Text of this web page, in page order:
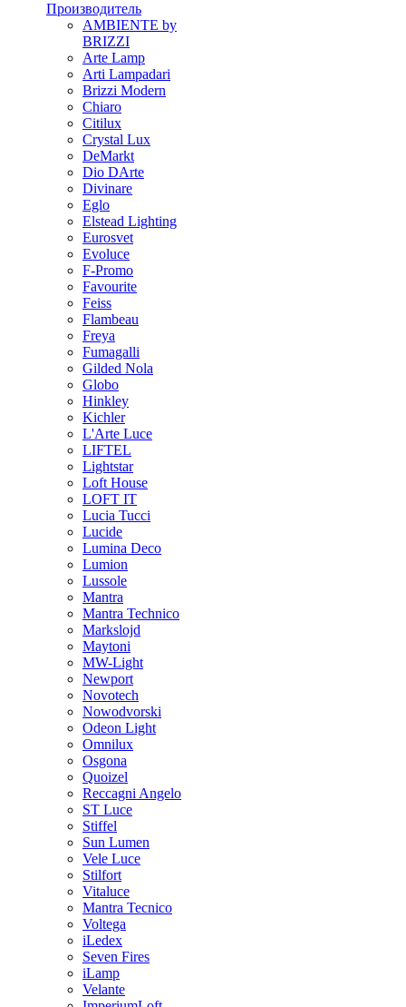
Производитель
AMBIENTE by
BRIZZI
Arte Lamp
Arti Lampadari
Brizzi Modern
Chiaro
Citilux
Crystal Lux
DeMarkt
Dio DArte
Divinare
Eglo
Elstead Lighting
Eurosvet
Evoluce
F-Promo
Favourite
Feiss
Flambeau
Freya
Fumagalli
Gilded Nola
Globo
Hinkley
Kichler
L'Arte Luce
LIFTEL
Lightstar
Loft House
LOFT IT
Lucia Tucci
Lucide
Lumina Deco
Lumion
Lussole
Mantra
Mantra Technico
Markslojd
Maytoni
MW-Light
Newport
Novotech
Nowodvorski
Odeon Light
Omnilux
Osgona
Quoizel
Reccagni Angelo
ST Luce
Stiffel
Sun Lumen
Vele Luce
Stilfort
Vitaluce
Mantra Tecnico
Voltega
iLedex
Seven Fires
iLamp
Velante